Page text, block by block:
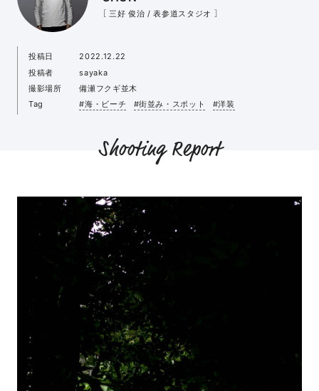
［ 三好 俊治 / 表参道スタジオ ］
投稿日
2022.12.22
投稿者
sayaka
撮影場所
備瀬フクギ並木
Tag
#海・ビーチ #街並み・スポット #洋装
Shooting Report